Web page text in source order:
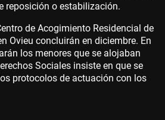
reposición o estabilización.
de Acogimiento Residencial de
Ovieu concluirán en diciembre. En
los menores que se alojaban
Sociales insiste en que se
protocolos de actuación con los